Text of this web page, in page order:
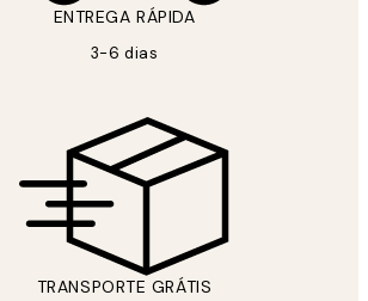
ENTREGA RÁPIDA
3-6 dias
TRANSPORTE GRÁTIS